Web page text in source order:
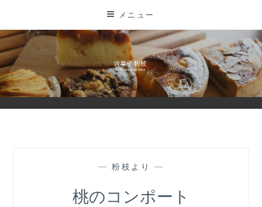
テ
ン
ツ
に
メニュー
— 粉枝より —
桃のコンポート